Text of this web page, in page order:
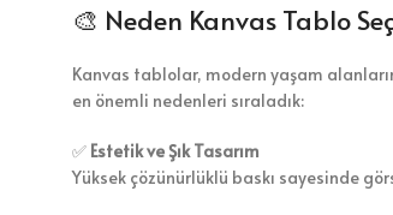
🎨 Neden Kanvas Tablo
Kanvas tablolar, modern yaşam
en önemli nedenleri sıraladık:
✅ Estetik ve Şık Tasarım
Yüksek çözünürlüklü baskı sayesinde